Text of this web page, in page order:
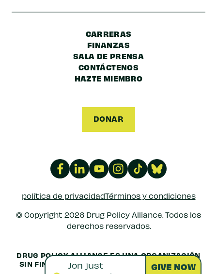
CARRERAS
FINANZAS
SALA DE PRENSA
CONTÁCTENOS
HAZTE MIEMBRO
DONAR
política de privacidadTérminos y condiciones
© Copyright 2026 Drug Policy Alliance. Todos los
derechos reservados.
DRUG POLICY ALLIANCE ES UNA ORGANIZACIÓN
SIN FINES DE LUCRO 501(C)(3) REGISTRADA EN